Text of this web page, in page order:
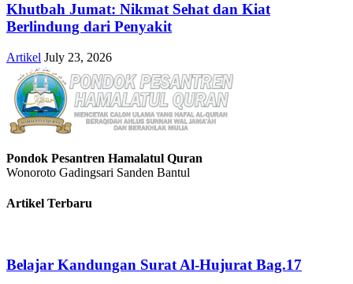
Khutbah Jumat: Nikmat Sehat dan Kiat
Berlindung dari Penyakit
Artikel July 23, 2026
Pondok Pesantren Hamalatul Quran
Wonoroto Gadingsari Sanden Bantul
Artikel Terbaru
Belajar Kandungan Surat Al-Hujurat Bag.17